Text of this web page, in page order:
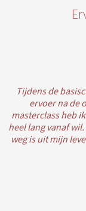
Tijdens de
ervoer na de
masterclass heb
heel lang vanaf
weg is uit mijn